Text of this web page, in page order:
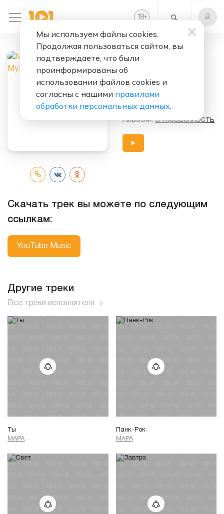
18+
Холодным
Мужчинам
Альбом:Откровенность
Скачать трек вы можете по следующим
ссылкам:
YouTube Music
Другие треки
Все треки исполнителя
Ты
МАРА
Панк-Рок
МАРА
Мы используем файлы cookies.
Продолжая пользоваться сайтом, вы
подтверждаете, что были
проинформированы об
использовании файлов cookies и
согласны с нашими правилами
обработки персональных данных.